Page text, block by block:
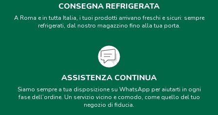
CONSEGNA REFRIGERATA
A Roma e in tutta Italia, i tuoi prodotti arrivano freschi e sicuri: sempre
refrigerati, dal nostro magazzino fino alla tua porta.
ASSISTENZA CONTINUA
Siamo sempre a tua disposizione su WhatsApp per aiutarti in ogni
fase dell’ordine. Un servizio vicino e comodo, come quello del tuo
negozio di fiducia.